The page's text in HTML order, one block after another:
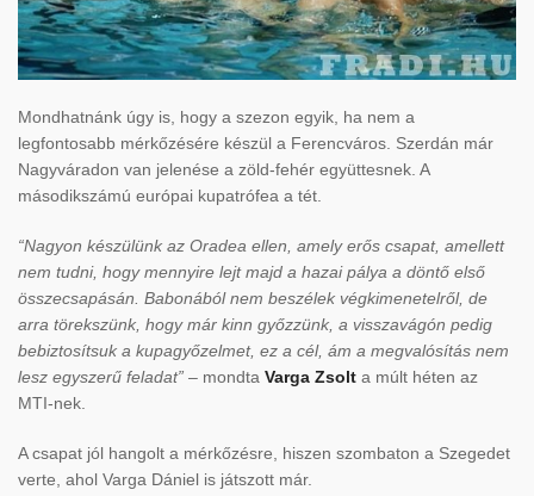
Mondhatnánk úgy is, hogy a szezon egyik, ha nem a
legfontosabb mérkőzésére készül a Ferencváros. Szerdán már
Nagyváradon van jelenése a zöld-fehér együttesnek. A
másodikszámú európai kupatrófea a tét.
“Nagyon készülünk az Oradea ellen, amely erős csapat, amellett
nem tudni, hogy mennyire lejt majd a hazai pálya a döntő első
összecsapásán. Babonából nem beszélek végkimenetelről, de
arra törekszünk, hogy már kinn győzzünk, a visszavágón pedig
bebiztosítsuk a kupagyőzelmet, ez a cél, ám a megvalósítás nem
lesz egyszerű feladat” – mondta Varga Zsolt a múlt héten az
MTI-nek.
A csapat jól hangolt a mérkőzésre, hiszen szombaton a Szegedet
verte, ahol Varga Dániel is játszott már.